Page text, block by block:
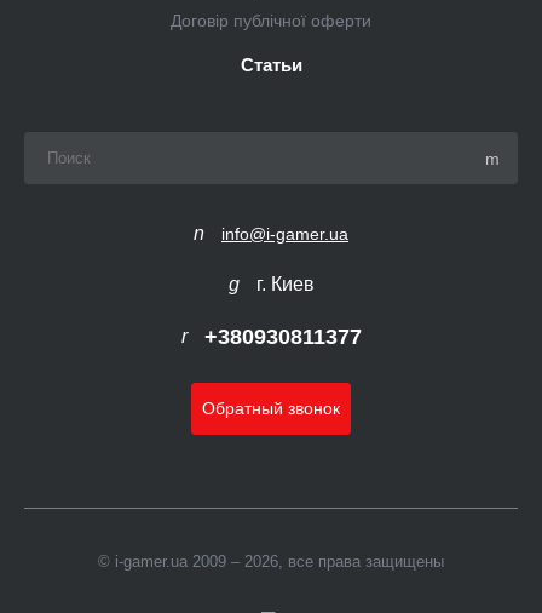
Договір публічної оферти
Статьи
info@i-gamer.ua
г. Киев
+380930811377
Обратный звонок
© i-gamer.ua 2009 – 2026, все права защищены